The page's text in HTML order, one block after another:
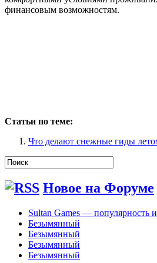
финансовым возможностям.
Статьи по теме:
Что делают снежные гиды
Новое на Форуме
Sultan Games — популярность
Безымянный
Безымянный
Безымянный
Безымянный